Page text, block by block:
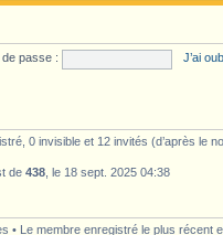
de passe :
J’ai
0 invisible et 12 invités (d’après le
de 438 , le 18 sept. 2025 04:38
• Le membre enregistré le plus récent